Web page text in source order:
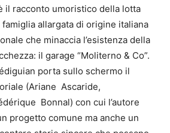
il racconto umoristico della lotta
allargata di origine italiana
che minaccia l’esistenza della
il garage “Moliterno & Co”.
porta sullo schermo il
(Ariane Ascaride,
Bonnal) con cui l’autore
progetto comune ma anche un